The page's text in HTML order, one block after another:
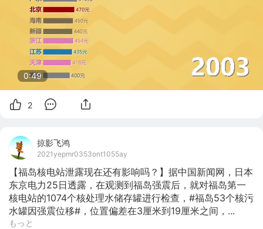
0:48
2
掠影飞鸿
2021yepmr0353ont1055ay
【福岛核电站泄露现在还有影响吗？】据中国新闻网，日本
东京电力25日透露，在观测到福岛强震后，就对福岛第一
核电站的1074个核处理水储存罐进行检查，#福岛53个核污
水罐因强震位移#，位置偏差在3厘米到19厘米之间，...
もっと